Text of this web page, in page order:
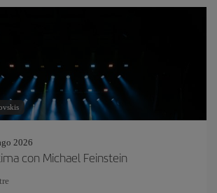
2026
con Michael Feinstein